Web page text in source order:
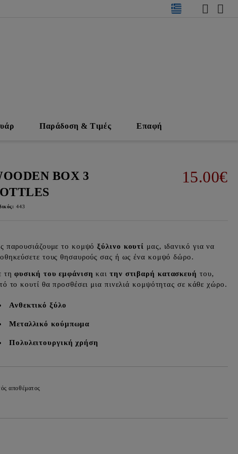
Παράδοση & Τιμές Επαφή
BOX 3
15.00€
443
παρουσιάζουμε το κομψόξύλινο κουτί μας, ιδανικό για να
τους θησαυρούς σας ή ως ένα κομψό δώρο.
τηφυσική του εμφάνιση καιτην στιβαρή κατασκευή του,
το κουτί θα προσθέσει μια πινελιά κομψότητας σε κάθε χώρο.
Ανθεκτικό ξύλο
Μεταλλικό κούμπωμα
Πολυλειτουργική χρήση
αποθέματος